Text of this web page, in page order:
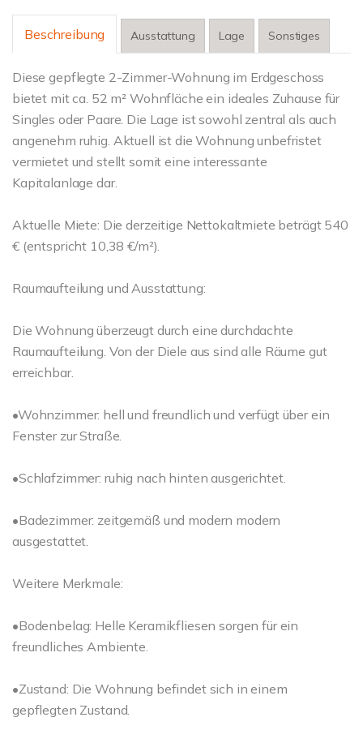
Beschreibung Ausstattung Lage Sonstiges
Diese gepflegte 2-Zimmer-Wohnung im Erdgeschoss
bietet mit ca. 52 m² Wohnfläche ein ideales Zuhause für
Singles oder Paare. Die Lage ist sowohl zentral als auch
angenehm ruhig. Aktuell ist die Wohnung unbefristet
vermietet und stellt somit eine interessante
Kapitalanlage dar.
Aktuelle Miete: Die derzeitige Nettokaltmiete beträgt 540
€ (entspricht 10,38 €/m²).
Raumaufteilung und Ausstattung:
Die Wohnung überzeugt durch eine durchdachte
Raumaufteilung. Von der Diele aus sind alle Räume gut
erreichbar.
•Wohnzimmer: hell und freundlich und verfügt über ein
Fenster zur Straße.
•Schlafzimmer: ruhig nach hinten ausgerichtet.
•Badezimmer: zeitgemäß und modern modern
ausgestattet.
Weitere Merkmale:
•Bodenbelag: Helle Keramikfliesen sorgen für ein
freundliches Ambiente.
•Zustand: Die Wohnung befindet sich in einem
gepflegten Zustand.